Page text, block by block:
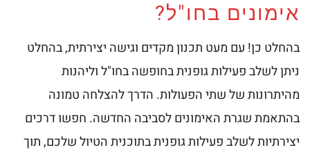
אימונים בחו"ל?
בהחלט כן! עם מעט תכנון מקדים וגישה יצירתית, בהחלט
ניתן לשלב פעילות גופנית בחופשה בחו"ל וליהנות
מהיתרונות של שתי הפעולות. הדרך להצלחה טמונה
בהתאמת שגרת האימונים לסביבה החדשה. חפשו דרכים
יצירתיות לשלב פעילות גופנית בתוכנית הטיול שלכם, תוך